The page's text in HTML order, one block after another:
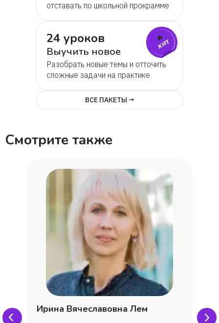
Иван
Глеб
Вайлет
Савелий
Егор
Оля Штепа
Абраамян Артем
Инна Мясникова
отставать по школьной прокрамме
24 уроков
Выучить новое
Разобрать новые темы и отточить
сложные задачи на практике
🔥
хит
ВСЕ ПАКЕТЫ →
Смотрите также
Ирина Вячеславовна Лем